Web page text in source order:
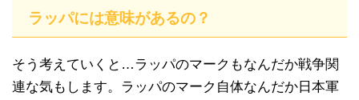
ラッパには意味があるの？
そう考えていくと…ラッパのマークもなんだか戦争関
連な気もします。ラッパのマーク自体なんだか日本軍